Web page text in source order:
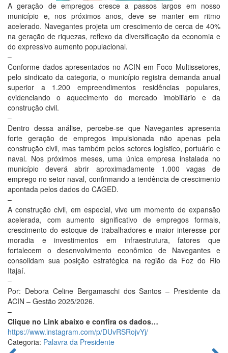
A geração de empregos cresce a passos largos em nosso
município e, nos próximos anos, deve se manter em ritmo
acelerado. Navegantes projeta um crescimento de cerca de 40%
na geração de riquezas, reflexo da diversificação da economia e
do expressivo aumento populacional.
–
Conforme dados apresentados no ACIN em Foco Multissetores,
pelo sindicato da categoria, o município registra demanda anual
superior a 1.200 empreendimentos residências populares,
evidenciando o aquecimento do mercado imobiliário e da
construção civil.
–
Dentro dessa análise, percebe-se que Navegantes apresenta
forte geração de empregos impulsionada não apenas pela
construção civil, mas também pelos setores logístico, portuário e
naval. Nos próximos meses, uma única empresa instalada no
município deverá abrir aproximadamente 1.000 vagas de
emprego no setor naval, confirmando a tendência de crescimento
apontada pelos dados do CAGED.
–
A construção civil, em especial, vive um momento de expansão
acelerada, com aumento significativo de empregos formais,
crescimento do estoque de trabalhadores e maior interesse por
moradia e investimentos em infraestrutura, fatores que
fortalecem o desenvolvimento econômico de Navegantes e
consolidam sua posição estratégica na região da Foz do Rio
Itajaí.
–
Por: Debora Celine Bergamaschi dos Santos – Presidente da
ACIN – Gestão 2025/2026.
–
Clique no Link abaixo e confira os dados…
https://www.instagram.com/p/DUvRSRojvYj/
Categoria: Palavra da Presidente
Continue